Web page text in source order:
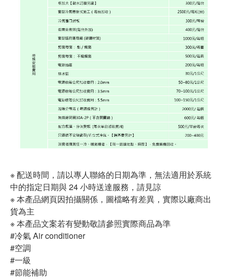
※ 配送時間，請以專人聯絡的日期為準，無法適用於系統
中的指定日期與 24 小時送達服務，請見諒
※ 本產品網頁因拍攝關係，圖檔略有差異，實際以廠商出
貨為主
※ 本產品文案若有變動敬請參照實際商品為準
#冷氣 Air conditioner
#空調
#一級
#節能補助